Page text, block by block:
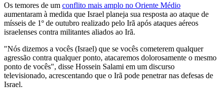
Os temores de um conflito mais amplo no Oriente Médio
aumentaram à medida que Israel planeja sua resposta ao ataque de
mísseis de 1º de outubro realizado pelo Irã após ataques aéreos
israelenses contra militantes aliados ao Irã.
"Nós dizemos a vocês (Israel) que se vocês cometerem qualquer
agressão contra qualquer ponto, atacaremos dolorosamente o mesmo
ponto de vocês", disse Hossein Salami em um discurso
televisionado, acrescentando que o Irã pode penetrar nas defesas de
Israel.